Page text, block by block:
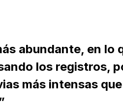
abundante, en lo
los registros,
más intensas